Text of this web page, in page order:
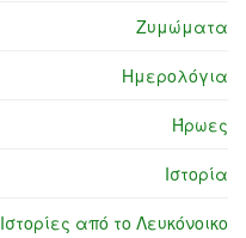
Ζυμώματα
Ημερολόγια
Ήρωες
Ιστορία
Ιστορίες από το Λευκόνοικο